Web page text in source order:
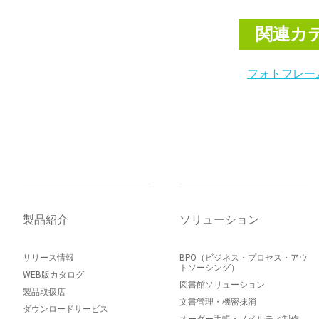
関連カ
フォトフレー
製品紹介
リリース情報
WEB版カタログ
製品取扱店
ダウンロードサービス
ソリューション
BPO（ビジネス・プロセス・アウ
トソーシング）
図書館ソリューション
文書管理・機密抹消